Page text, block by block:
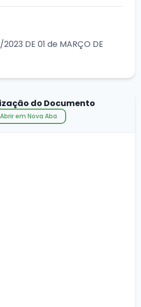
DE 01 de MARÇO DE
do Documento
Abrir em Nova Aba